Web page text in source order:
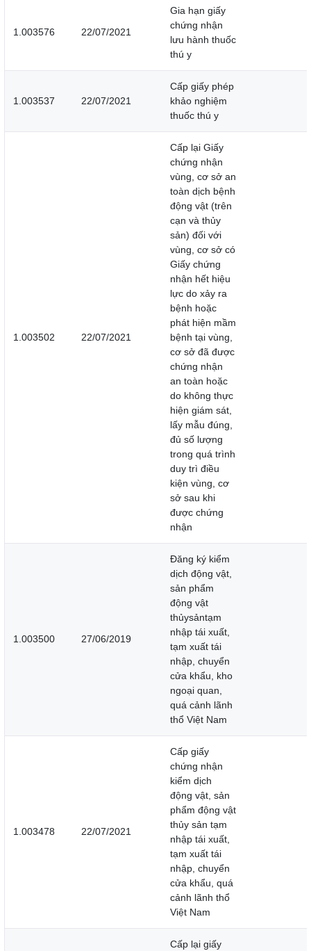
1.003576 22/07/2021
Gia hạn giấy
chứng nhận
lưu hành thuốc
thú y
1.003537 22/07/2021
Cấp giấy phép
khảo nghiệm
thuốc thú y
1.003502 22/07/2021
Cấp lại Giấy
chứng nhận
vùng, cơ sở an
toàn dịch bệnh
động vật (trên
cạn và thủy
sản) đối với
vùng, cơ sở có
Giấy chứng
nhận hết hiệu
lực do xảy ra
bệnh hoặc
phát hiện mầm
bệnh tại vùng,
cơ sở đã được
chứng nhận
an toàn hoặc
do không thực
hiện giám sát,
lấy mẫu đúng,
đủ số lượng
trong quá trình
duy trì điều
kiện vùng, cơ
sở sau khi
được chứng
nhận
1.003500 27/06/2019
Đăng ký kiểm
dịch động vật,
sản phẩm
động vật
thủysảntạm
nhập tái xuất,
tạm xuất tái
nhập, chuyển
cửa khẩu, kho
ngoại quan,
quá cảnh lãnh
thổ Việt Nam
1.003478 22/07/2021
Cấp giấy
chứng nhận
kiểm dịch
động vật, sản
phẩm động vật
thủy sản tạm
nhập tái xuất,
tạm xuất tái
nhập, chuyển
cửa khẩu, quá
cảnh lãnh thổ
Việt Nam
Cấp lại giấy